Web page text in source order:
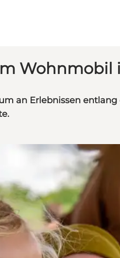
Wohnmobil
an Erlebnissen entlang